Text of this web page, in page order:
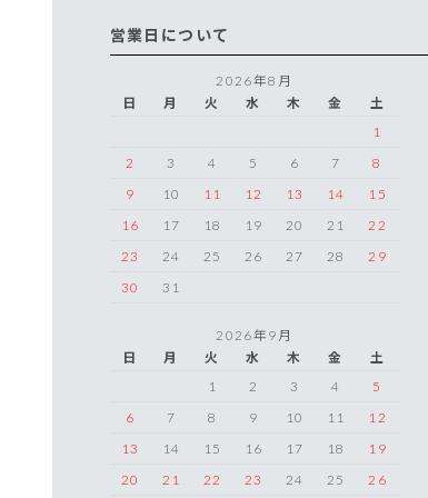
営業日について
2026年8月
日
月 火 水 木 金
土
1
2
3 4 5 6 7
8
9
10 11 12 13 14
15
16
17 18 19 20 21
22
23
24 25 26 27 28
29
30
31
2026年9月
日
月 火 水 木 金
土
1
2 3 4
5
6
7 8 9 10 11
12
13
14 15 16 17 18
19
20
21 22 23 24 25 26